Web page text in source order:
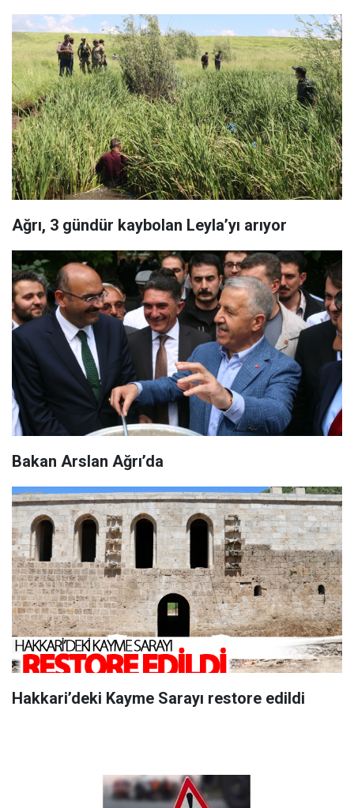
Ağrı, 3 gündür kaybolan Leyla’yı arıyor
Bakan Arslan Ağrı’da
Hakkari’deki Kayme Sarayı restore edildi